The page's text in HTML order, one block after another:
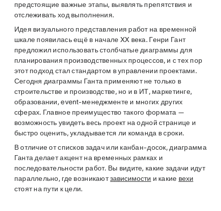
предстоящие важные этапы, выявлять препятствия и
отслеживать ход выполнения.
Идея визуального представления работ на временной
шкале появилась ещё в начале XX века. Генри Гант
предложил использовать столбчатые диаграммы для
планирования производственных процессов, и с тех пор
этот подход стал стандартом в управлении проектами.
Сегодня диаграммы Ганта применяют не только в
строительстве и производстве, но и в ИТ, маркетинге,
образовании, event-менеджменте и многих других
сферах. Главное преимущество такого формата —
возможность увидеть весь проект на одной странице и
быстро оценить, укладывается ли команда в сроки.
В отличие от списков задач или канбан-досок, диаграмма
Ганта делает акцент на временных рамках и
последовательности работ. Вы видите, какие задачи идут
параллельно, где возникаютзависимости и какие вехи
стоят на пути к цели.